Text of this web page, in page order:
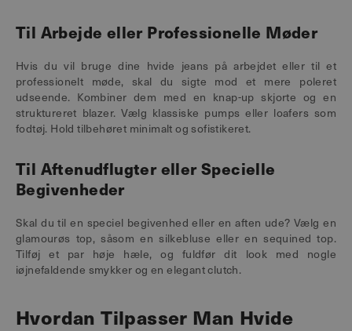
Til Arbejde eller Professionelle Møder
Hvis du vil bruge dine hvide jeans på arbejdet eller til et
professionelt møde, skal du sigte mod et mere poleret
udseende. Kombiner dem med en knap-up skjorte og en
struktureret blazer. Vælg klassiske pumps eller loafers som
fodtøj. Hold tilbehøret minimalt og sofistikeret.
Til Aftenudflugter eller Specielle
Begivenheder
Skal du til en speciel begivenhed eller en aften ude? Vælg en
glamourøs top, såsom en silkebluse eller en sequined top.
Tilføj et par høje hæle, og fuldfør dit look med nogle
iøjnefaldende smykker og en elegant clutch.
Hvordan Tilpasser Man Hvide